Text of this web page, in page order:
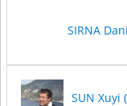
SIRNA
SUN Xuyi